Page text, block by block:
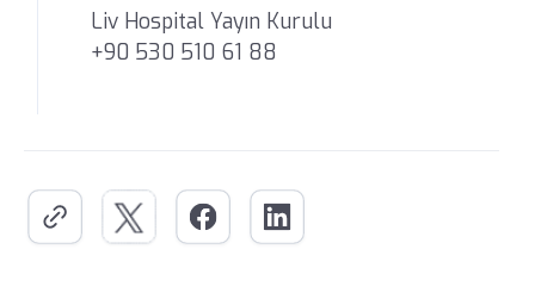
Liv Hospital Yayın Kurulu
+90 530 510 61 88